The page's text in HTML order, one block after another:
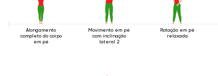
Alongamento
completo do corpo
em pé
Movimento em pé
com inclinação
lateral 2
Rotação em pé
relaxada